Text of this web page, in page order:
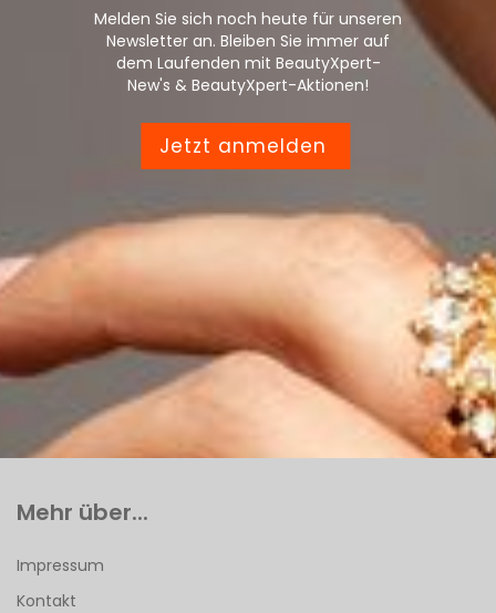
Melden Sie sich noch heute für unseren
Newsletter an. Bleiben Sie immer auf
dem Laufenden mit BeautyXpert-
New's & BeautyXpert-Aktionen!
Jetzt anmelden
Mehr über...
Impressum
Kontakt